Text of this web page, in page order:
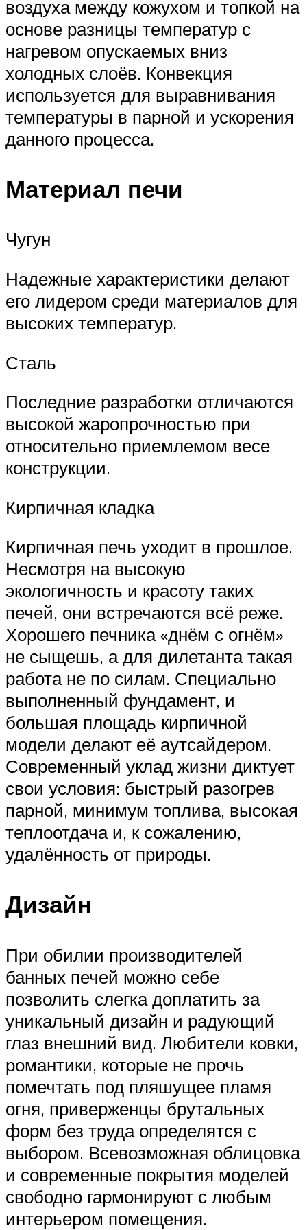
воздуха между кожухом и топкой на
основе разницы температур с
нагревом опускаемых вниз
холодных слоёв. Конвекция
используется для выравнивания
температуры в парной и ускорения
данного процесса.
Материал печи
Чугун
Надежные характеристики делают
его лидером среди материалов для
высоких температур.
Сталь
Последние разработки отличаются
высокой жаропрочностью при
относительно приемлемом весе
конструкции.
Кирпичная кладка
Кирпичная печь уходит в прошлое.
Несмотря на высокую
экологичность и красоту таких
печей, они встречаются всё реже.
Хорошего печника «днём с огнём»
не сыщешь, а для дилетанта такая
работа не по силам. Специально
выполненный фундамент, и
большая площадь кирпичной
модели делают её аутсайдером.
Современный уклад жизни диктует
свои условия: быстрый разогрев
парной, минимум топлива, высокая
теплоотдача и, к сожалению,
удалённость от природы.
Дизайн
При обилии производителей
банных печей можно себе
позволить слегка доплатить за
уникальный дизайн и радующий
глаз внешний вид. Любители ковки,
романтики, которые не прочь
помечтать под пляшущее пламя
огня, приверженцы брутальных
форм без труда определятся с
выбором. Всевозможная облицовка
и современные покрытия моделей
свободно гармонируют с любым
интерьером помещения.